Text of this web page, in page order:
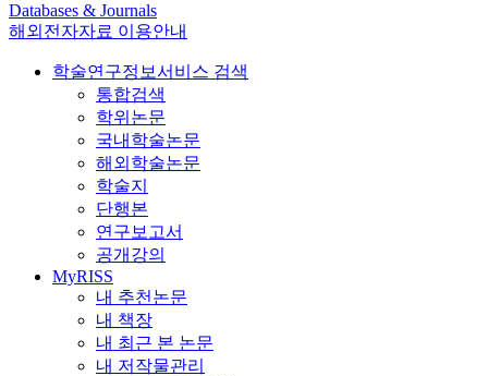
Databases & Journals
해외전자자료 이용안내
학술연구정보서비스 검색
통합검색
학위논문
국내학술논문
해외학술논문
학술지
단행본
연구보고서
공개강의
MyRISS
내 추천논문
내 책장
내 최근 본 논문
내 저작물관리